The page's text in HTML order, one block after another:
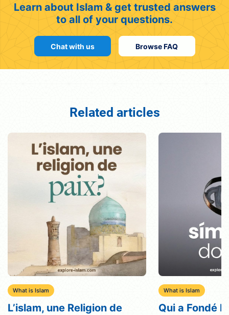
Learn about Islam & get trusted answers
to all of your questions.
Chat with us Browse FAQ
Related articles
What is Islam
L’islam, une Religion de
What is Islam
Qui a Fondé